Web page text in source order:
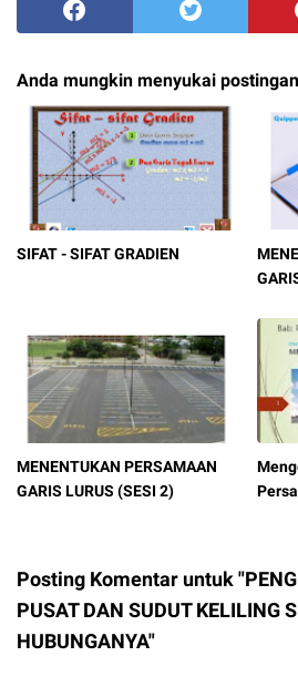
Anda mungkin menyukai
SIFAT - SIFAT GRADIEN
MENENTUKAN PERSAMAAN
GARIS LURUS (SESI 2)
Posting Komentar untuk
PUSAT DAN SUDUT KELILING
HUBUNGANYA"